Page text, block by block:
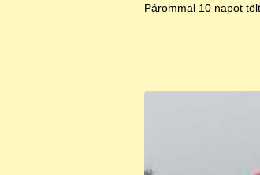
Párommal 10 napot